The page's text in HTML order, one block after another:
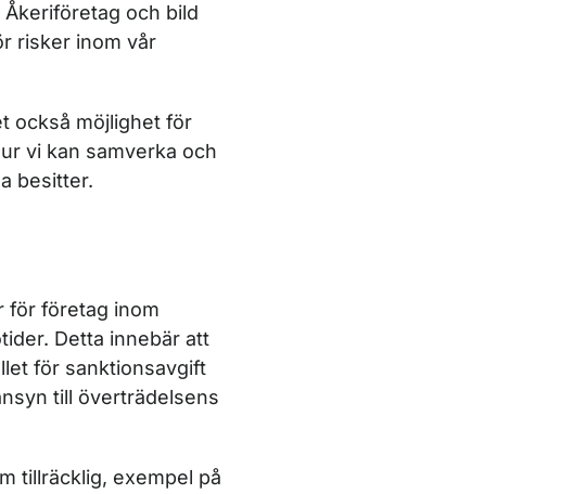
och bild
risker inom vår
också möjlighet för
vi kan samverka och
besitter.
för företag inom
Detta innebär att
för sanktionsavgift
till överträdelsens
tillräcklig, exempel på